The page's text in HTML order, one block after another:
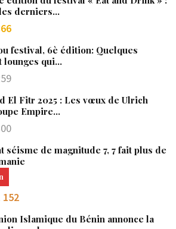
derniers…
festival, 6è édition: Quelques
lounges qui…
El Fitr 2025 : Les vœux de Ulrich
Empire…
séisme de magnitude 7, 7 fait plus de
152
Islamique du Bénin annonce la